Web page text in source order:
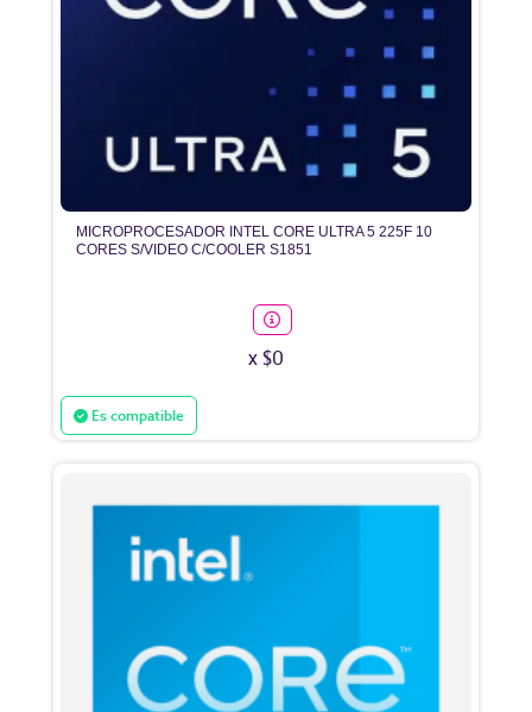
MICROPROCESADOR INTEL CORE ULTRA 5 225F 10
CORES S/VIDEO C/COOLER S1851
x $0
Es compatible